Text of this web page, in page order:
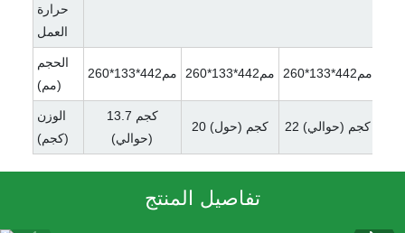
حرارة
العمل
الحجم
(مم)
مم442*133*260 مم442*133*260 مم442*133*260
الوزن
(كجم)
13.7 كجم
(حوالي)
20 كجم (حول) 22 كجم (حوالي)
تفاصيل المنتج